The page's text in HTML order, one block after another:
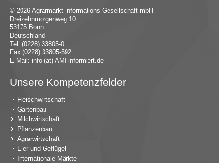
© 2026 Agrarmarkt Informations-Gesellschaft mbH
Dreizehnmorgenweg 10
53175 Bonn
Deutschland
Tel. (0228) 33805-0
Fax (0228) 33805-592
E-Mail: info (at) AMI-informiert.de
Unsere Kompetenzfelder
Fleischwirtschaft
Gartenbau
Milchwirtschaft
Pflanzenbau
Agrarwirtschaft
Eier und Geflügel
Internationale Märkte